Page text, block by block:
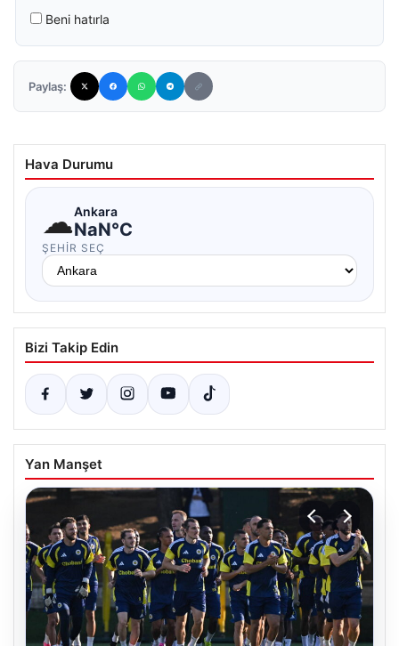
Beni hatırla
Paylaş:
Hava Durumu
☁Ankara
NaN°C
ŞEHIR SEÇ
Bizi Takip Edin
Yan Manşet